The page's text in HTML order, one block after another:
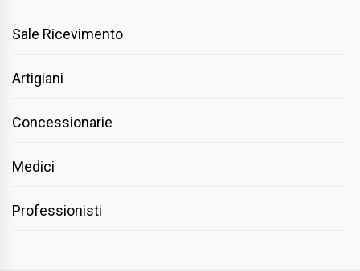
Sale Ricevimento
Artigiani
Concessionarie
Medici
Professionisti